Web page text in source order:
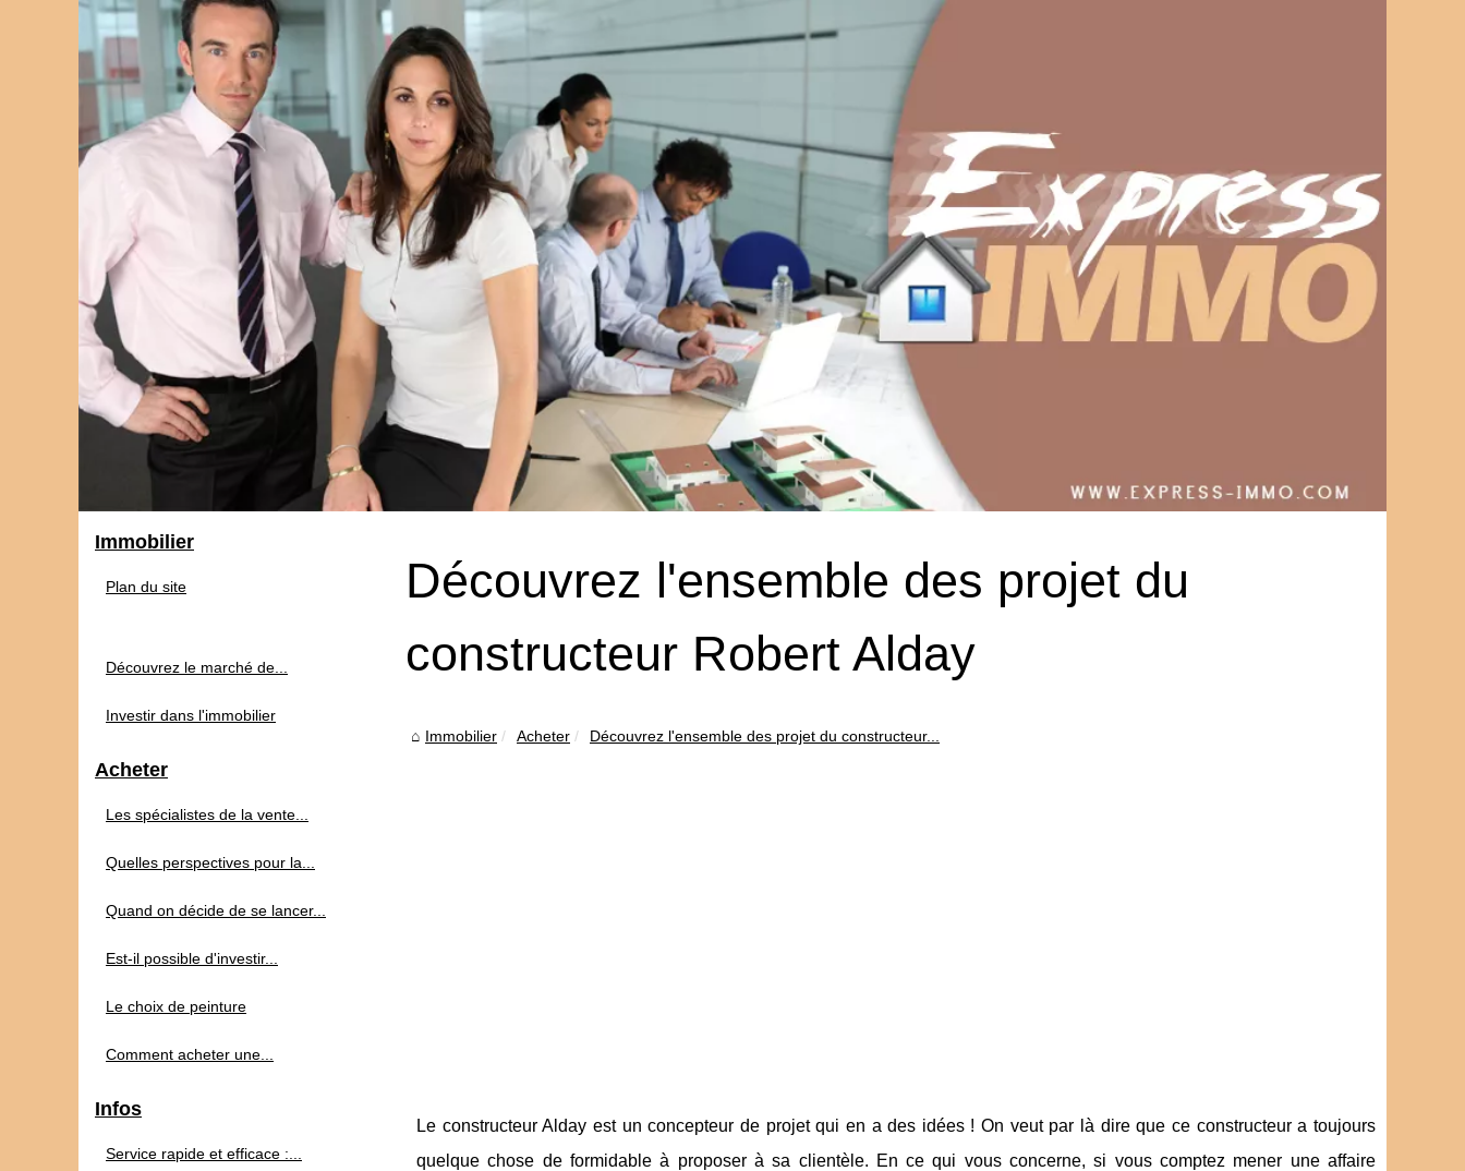
Découvrez l'ensemble des projet du
constructeur Robert Alday
Immobilier Acheter Découvrez l'ensemble des projet du constructeur...
Le constructeur Alday est un concepteur de projet qui en a des idées ! On veut par là dire que ce constructeur a toujours
quelque chose de formidable à proposer à sa clientèle. En ce qui vous concerne, si vous comptez mener une affaire
Immobilier
Plan du site
Découvrez le marché de...
Investir dans l'immobilier
Acheter
Les spécialistes de la vente...
Quelles perspectives pour la...
Quand on décide de se lancer...
Est-il possible d'investir...
Le choix de peinture
Comment acheter une...
Infos
Service rapide et efficace :...